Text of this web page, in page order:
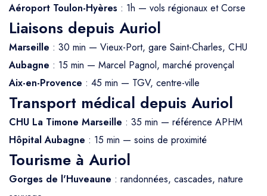
Aéroport Toulon-Hyères : 1h — vols régionaux et Corse
Liaisons depuis Auriol
Marseille : 30 min — Vieux-Port, gare Saint-Charles, CHU
Aubagne : 15 min — Marcel Pagnol, marché provençal
Aix-en-Provence : 45 min — TGV, centre-ville
Transport médical depuis Auriol
CHU La Timone Marseille : 35 min — référence APHM
Hôpital Aubagne : 15 min — soins de proximité
Tourisme à Auriol
Gorges de l'Huveaune : randonnées, cascades, nature